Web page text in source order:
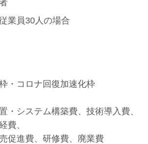
業員30人の場合
・コロナ回復加速化枠
・システム構築費、技術導入費、
費、
促進費、研修費、廃業費